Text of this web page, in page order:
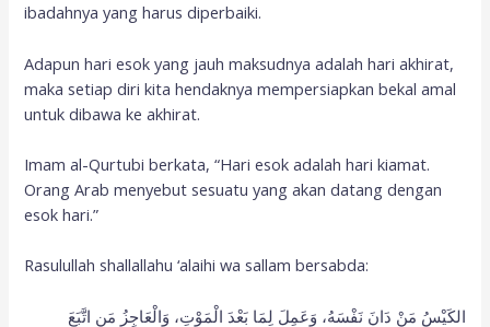
ibadahnya yang harus diperbaiki.
Adapun hari esok yang jauh maksudnya adalah hari akhirat,
maka setiap diri kita hendaknya mempersiapkan bekal amal
untuk dibawa ke akhirat.
Imam al-Qurtubi berkata, “Hari esok adalah hari kiamat.
Orang Arab menyebut sesuatu yang akan datang dengan
esok hari.”
Rasulullah shallallahu ‘alaihi wa sallam bersabda: